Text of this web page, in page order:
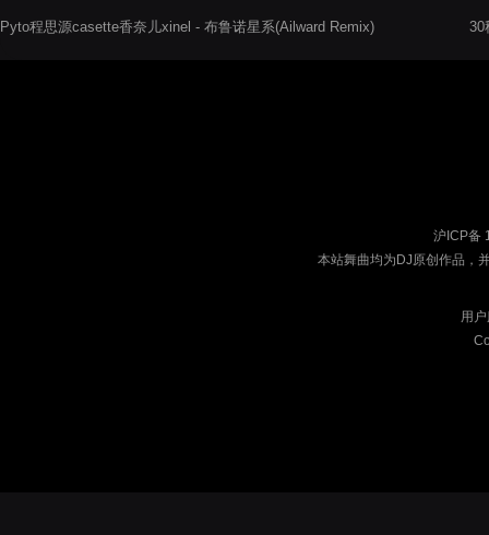
Pyto程思源casette香奈儿xinel - 布鲁诺星系(Ailward Remix) 30
沪ICP备
本站舞曲均为DJ原创作品，
用